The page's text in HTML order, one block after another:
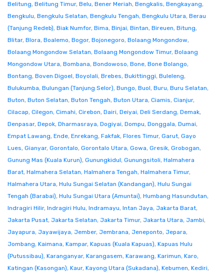
Belitung, Belitung Timur, Belu, Bener Meriah, Bengkalis, Bengkayang,
Bengkulu, Bengkulu Selatan, Bengkulu Tengah, Bengkulu Utara, Berau
(Tanjung Redeb), Biak Numfor, Bima, Binjai, Bintan, Bireuen, Bitung,
Blitar, Blora, Boalemo, Bogor, Bojonegoro, Bolaang Mongondow,
Bolaang Mongondow Selatan, Bolaang Mongondow Timur, Bolaang
Mongondow Utara, Bombana, Bondowoso, Bone, Bone Bolango,
Bontang, Boven Digoel, Boyolali, Brebes, Bukittinggi, Buleleng,
Bulukumba, Bulungan (Tanjung Selor), Bungo, Buol, Buru, Buru Selatan,
Buton, Buton Selatan, Buton Tengah, Buton Utara, Ciamis, Cianjur,
Cilacap, Cilegon, Cimahi, Cirebon, Dairi, Deiyai, Deli Serdang, Demak,
Denpasar, Depok, Dharmasraya, Dogiyai, Dompu, Donggala, Dumai,
Empat Lawang, Ende, Enrekang, Fakfak, Flores Timur, Garut, Gayo
Lues, Gianyar, Gorontalo, Gorontalo Utara, Gowa, Gresik, Grobogan,
Gunung Mas (Kuala Kurun), Gunungkidul, Gunungsitoli, Halmahera
Barat, Halmahera Selatan, Halmahera Tengah, Halmahera Timur,
Halmahera Utara, Hulu Sungai Selatan (Kandangan), Hulu Sungai
Tengah (Barabai), Hulu Sungai Utara (Amuntai), Humbang Hasundutan,
Indragiri Hilir, Indragiri Hulu, Indramayu, Intan Jaya, Jakarta Barat,
Jakarta Pusat, Jakarta Selatan, Jakarta Timur, Jakarta Utara, Jambi,
Jayapura, Jayawijaya, Jember, Jembrana, Jeneponto, Jepara,
Jombang, Kaimana, Kampar, Kapuas (Kuala Kapuas), Kapuas Hulu
(Putussibau), Karanganyar, Karangasem, Karawang, Karimun, Karo,
Katingan (Kasongan), Kaur, Kayong Utara (Sukadana), Kebumen, Kediri,